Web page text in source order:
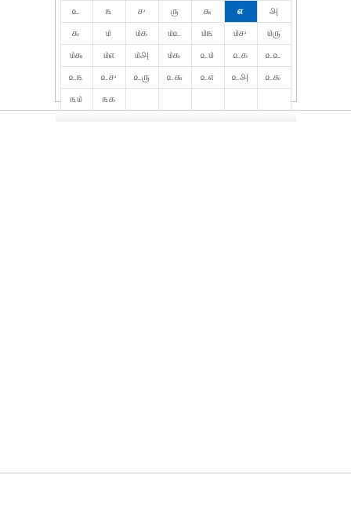
௨
௩ ௪ ௫ ௬ ௭
௮
௯
௰ ௰௧ ௰௨ ௰௩ ௰௪
௰௫
௰௬
௰௭ ௰௮ ௰௯ ௨௰ ௨௧
௨௨
௨௩
௨௪ ௨௫ ௨௬ ௨௭ ௨௮
௨௯
௩௰
௩௧